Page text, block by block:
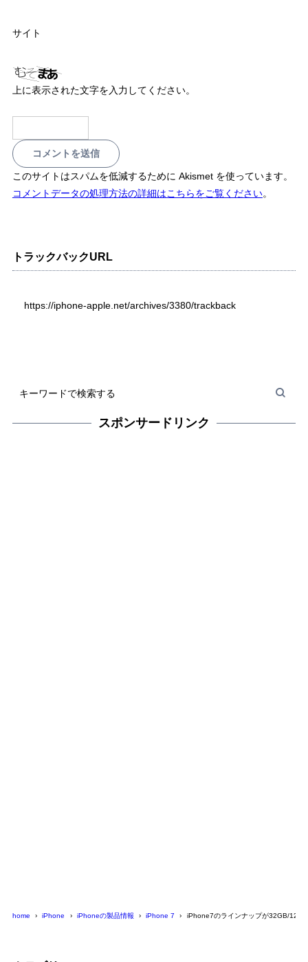
サイト
上に表示された文字を入力してください。
このサイトはスパムを低減するために Akismet を使っています。
コメントデータの処理方法の詳細はこちらをご覧ください。
トラックバックURL
https://iphone-apple.net/archives/3380/trackback
スポンサードリンク
home iPhone iPhoneの製品情報 iPhone 7 iPhone7のラインナップが32GB/